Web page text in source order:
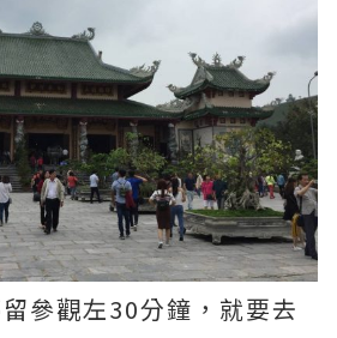
參觀左30分鐘，就要去